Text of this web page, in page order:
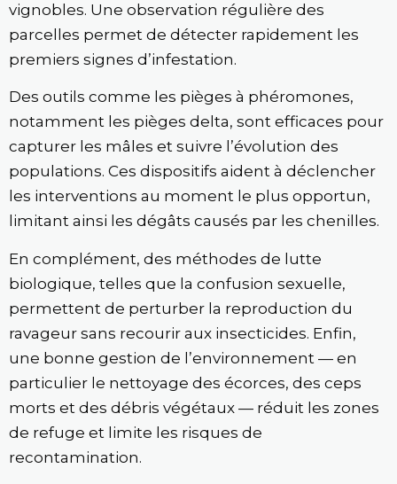
vignobles. Une observation régulière des
parcelles permet de détecter rapidement les
premiers signes d’infestation.
Des outils comme les pièges à phéromones,
notamment les pièges delta, sont efficaces pour
capturer les mâles et suivre l’évolution des
populations. Ces dispositifs aident à déclencher
les interventions au moment le plus opportun,
limitant ainsi les dégâts causés par les chenilles.
En complément, des méthodes de lutte
biologique, telles que la confusion sexuelle,
permettent de perturber la reproduction du
ravageur sans recourir aux insecticides. Enfin,
une bonne gestion de l’environnement — en
particulier le nettoyage des écorces, des ceps
morts et des débris végétaux — réduit les zones
de refuge et limite les risques de
recontamination.